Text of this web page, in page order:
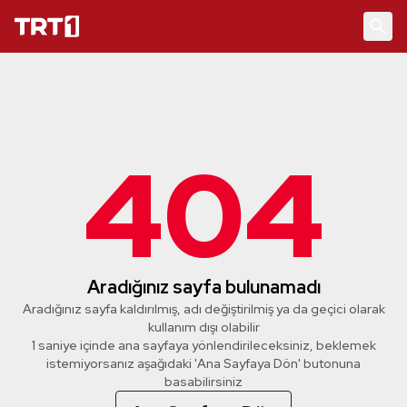
404
Aradığınız sayfa bulunamadı
Aradığınız sayfa kaldırılmış, adı değiştirilmiş ya da geçici olarak
kullanım dışı olabilir
1 saniye içinde ana sayfaya yönlendirileceksiniz, beklemek
istemiyorsanız aşağıdaki 'Ana Sayfaya Dön' butonuna
basabilirsiniz